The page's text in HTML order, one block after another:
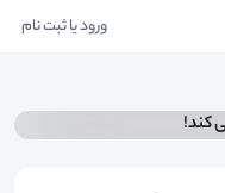
ورود یا ثبت نام